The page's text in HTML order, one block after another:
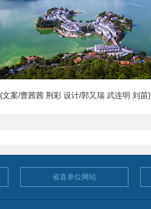
(文案/曹茜茜 荆彩 设计/郭又瑞 武连明 刘苗)
省直单位网站